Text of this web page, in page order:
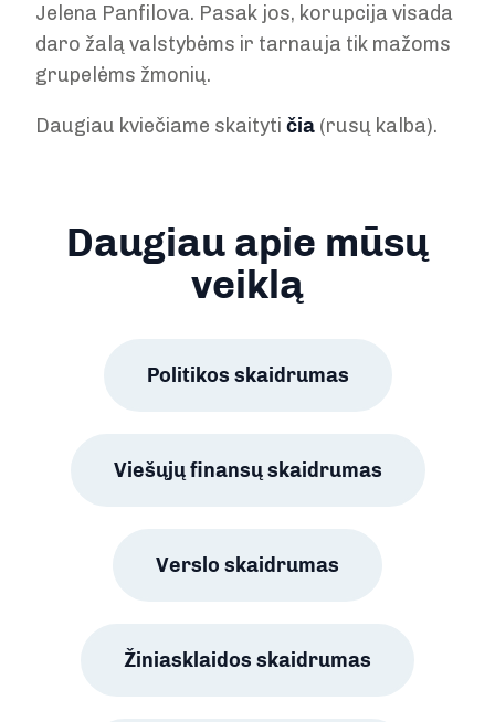
Jelena Panfilova. Pasak jos, korupcija visada
daro žalą valstybėms ir tarnauja tik mažoms
grupelėms žmonių.
Daugiau kviečiame skaityti čia (rusų kalba).
Daugiau apie mūsų
veiklą
Politikos skaidrumas
Viešųjų finansų skaidrumas
Verslo skaidrumas
Žiniasklaidos skaidrumas